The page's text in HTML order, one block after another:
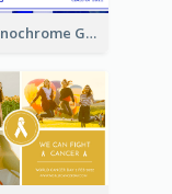
Blue Monochrome Graduation Photo Congratulations Postcard